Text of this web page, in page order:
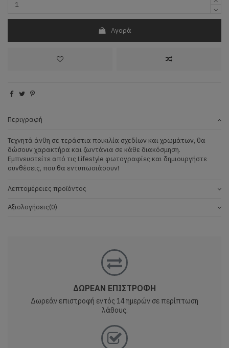
Αγορά
Περιγραφή
Τεχνητά άνθη σε τεράστια ποικιλία σχεδίων και χρωμάτων, θα
δώσουν χαρακτήρα και ζωντάνια σε κάθε διακόσμηση.
Εμπνευστείτε από τις Lifestyle φωτογραφίες και δημιουργήστε
συνθέσεις, που θα εντυπωσιάσουν!
Λεπτομέρειες προϊόντος
Αξιολογήσεις(0)
ΔΩΡΕΑΝ ΕΠΙΣΤΡΟΦΗ
Δωρεάν επιστροφή εντός 14 ημερών σε περίπτωση
λάθους.